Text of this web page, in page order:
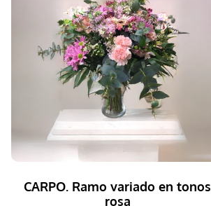
CARPO. Ramo variado en tonos
rosa